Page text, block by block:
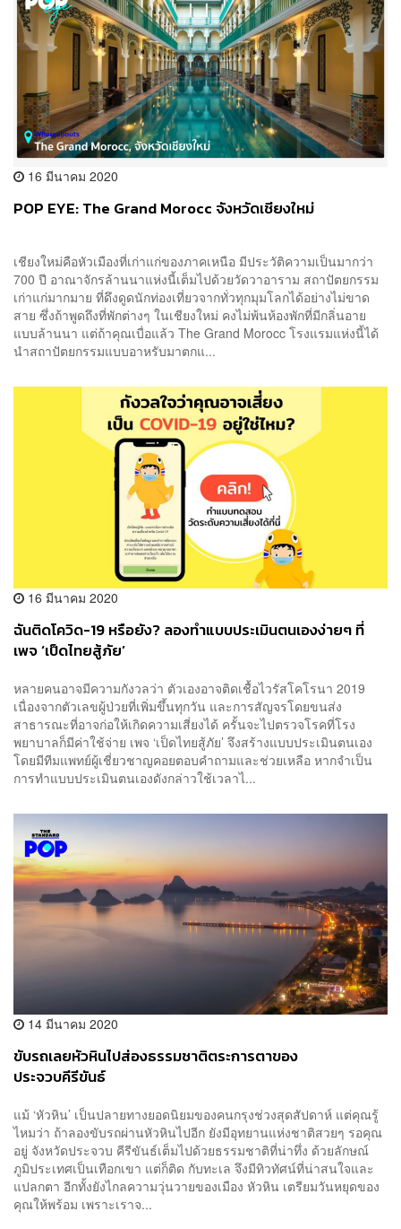
16 มีนาคม 2020
POP EYE: The Grand Morocc จังหวัดเชียงใหม่
เชียงใหม่คือหัวเมืองที่เก่าแก่ของภาคเหนือ มีประวัติความเป็นมากว่า
700 ปี อาณาจักรล้านนาแห่งนี้เต็มไปด้วยวัดวาอาราม สถาปัตยกรรม
เก่าแก่มากมาย ที่ดึงดูดนักท่องเที่ยวจากทั่วทุกมุมโลกได้อย่างไม่ขาด
สาย ซึ่งถ้าพูดถึงที่พักต่างๆ ในเชียงใหม่ คงไม่พ้นห้องพักที่มีกลิ่นอาย
แบบล้านนา แต่ถ้าคุณเบื่อแล้ว The Grand Morocc โรงแรมแห่งนี้ได้
นำสถาปัตยกรรมแบบอาหรับมาตกแ...
16 มีนาคม 2020
ฉันติดโควิด-19 หรือยัง? ลองทำแบบประเมินตนเองง่ายๆ ที่
เพจ ‘เป็ดไทยสู้ภัย’
หลายคนอาจมีความกังวลว่า ตัวเองอาจติดเชื้อไวรัสโคโรนา 2019
เนื่องจากตัวเลขผู้ป่วยที่เพิ่มขึ้นทุกวัน และการสัญจรโดยขนส่ง
สาธารณะที่อาจก่อให้เกิดความเสี่ยงได้ ครั้นจะไปตรวจโรคที่โรง
พยาบาลก็มีค่าใช้จ่าย เพจ ‘เป็ดไทยสู้ภัย’ จึงสร้างแบบประเมินตนเอง
โดยมีทีมแพทย์ผู้เชี่ยวชาญคอยตอบคำถามและช่วยเหลือ หากจำเป็น
การทำแบบประเมินตนเองดังกล่าวใช้เวลาไ...
14 มีนาคม 2020
ขับรถเลยหัวหินไปส่องธรรมชาติตระการตาของ
ประจวบคีรีขันธ์
แม้ ‘หัวหิน’ เป็นปลายทางยอดนิยมของคนกรุงช่วงสุดสัปดาห์ แต่คุณรู้
ไหมว่า ถ้าลองขับรถผ่านหัวหินไปอีก ยังมีอุทยานแห่งชาติสวยๆ รอคุณ
อยู่ จังหวัดประจวบ คีรีขันธ์เต็มไปด้วยธรรมชาติที่น่าทึ่ง ด้วยลักษณ์
ภูมิประเทศเป็นเทือกเขา แต่ก็ติด กับทะเล จึงมีทิวทัศน์ที่น่าสนใจและ
แปลกตา อีกทั้งยังไกลความวุ่นวายของเมือง หัวหิน เตรียมวันหยุดของ
คุณให้พร้อม เพราะเราจ...